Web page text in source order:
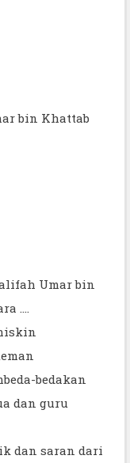
bin Khattab
Umar bin
....
bedakan
dan guru
dan saran dari